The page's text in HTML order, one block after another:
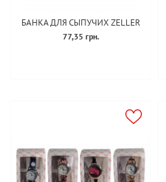
БАНКА ДЛЯ СЫПУЧИХ ZELLER
77,35 грн.